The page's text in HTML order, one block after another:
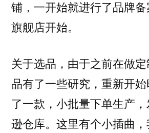
铺，一开始就进行了品牌
旗舰店开始。
关于选品，由于之前在做
品有了一些研究，重新开
了一款，小批量下单生产
逊仓库。这里有个小插曲